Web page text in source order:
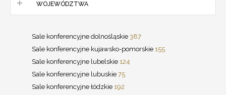
WOJEWÓDZTWA
Sale konferencyjne dolnośląskie 387
Sale konferencyjne kujawsko-pomorskie 155
Sale konferencyjne lubelskie 124
Sale konferencyjne lubuskie 75
Sale konferencyjne łódzkie 192